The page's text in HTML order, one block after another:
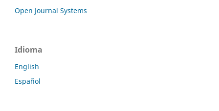
Open Journal Systems
Idioma
English
Español